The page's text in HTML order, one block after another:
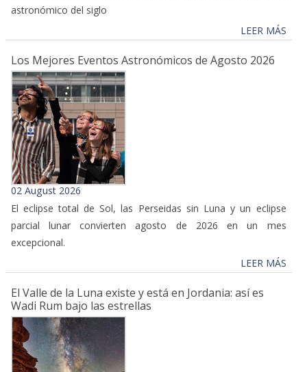
astronómico del siglo
LEER MÁS
Los Mejores Eventos Astronómicos de Agosto 2026
02 August 2026
El eclipse total de Sol, las Perseidas sin Luna y un eclipse
parcial lunar convierten agosto de 2026 en un mes
excepcional.
LEER MÁS
El Valle de la Luna existe y está en Jordania: así es
Wadi Rum bajo las estrellas